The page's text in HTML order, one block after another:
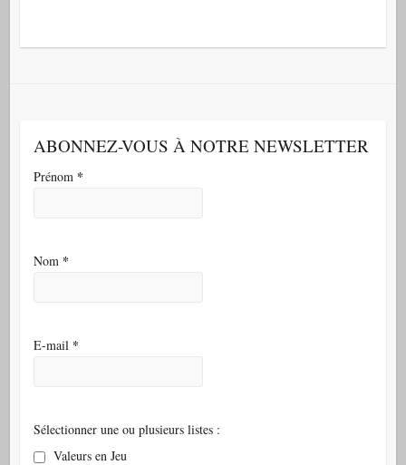
ABONNEZ-VOUS À NOTRE NEWSLETTER
Prénom *
Nom *
E-mail *
Sélectionner une ou plusieurs listes :
Valeurs en Jeu